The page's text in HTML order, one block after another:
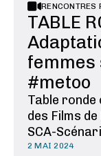
RENCONTRES
TABLE
#metoo
Table
des Films
SCA-
enregistrée
2 MAI 2024